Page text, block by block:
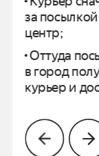
за
центр;
Оттуда
в город
курьер и